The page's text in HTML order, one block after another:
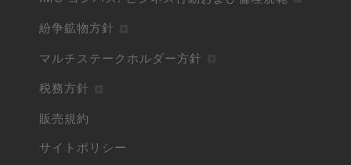
紛争鉱物方針
マルチステークホルダー方針
税務方針
販売規約
サイトポリシー